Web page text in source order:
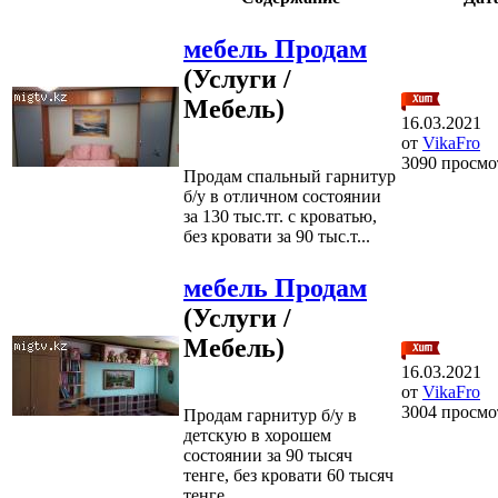
мебель Продам
(Услуги /
Мебель)
Продам спальный гарнитур
б/у в отличном состоянии
за 130 тыс.тг. с кроватью,
без кровати за 90 тыс.т...
16.03.2021
от VikaFro
3090
мебель Продам
(Услуги /
Мебель)
Продам гарнитур б/у в
детскую в хорошем
состоянии за 90 тысяч
тенге, без кровати 60 тысяч
16.03.2021
от VikaFro
3004